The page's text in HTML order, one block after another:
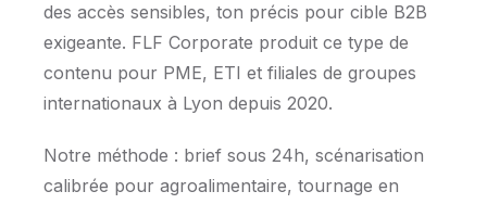
des accès sensibles, ton précis pour cible B2B
exigeante. FLF Corporate produit ce type de
contenu pour PME, ETI et filiales de groupes
internationaux à Lyon depuis 2020.
Notre méthode : brief sous 24h, scénarisation
calibrée pour agroalimentaire, tournage en